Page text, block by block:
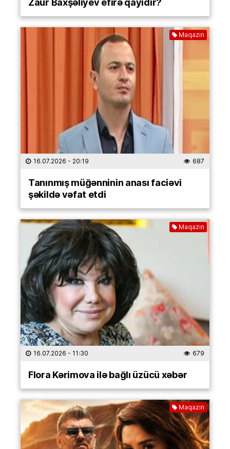
Maqazin
16.07.2026 - 20:19 687
Tanınmış müğənninin anası faciəvi
şəkildə vəfat etdi
Maqazin
16.07.2026 - 11:30 679
Flora Kərimova ilə bağlı üzücü xəbər
Maqazin